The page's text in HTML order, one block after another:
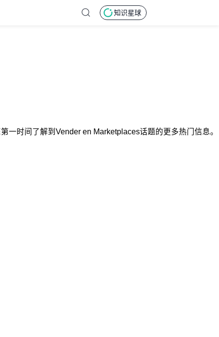
知识星球
时间了解到Vender en Marketplaces话题的更多热门信息。